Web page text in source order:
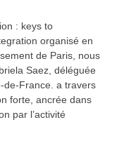
: keys to
organisé en
de Paris , nous
Saez , déléguée
de-France . a travers
forte, ancrée dans
par l’activité